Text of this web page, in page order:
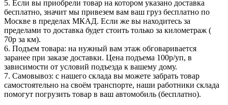
5. Если вы приобрели товар на котором указано доставка
бесплатно, значит мы привезем вам ваш груз бесплатно по
Москве в пределах МКАД. Если же вы находитесь за
пределами то доставка будет стоить только за километраж (
70р за км).
6. Подъем товара: на нужный вам этаж обговаривается
заранее при заказе доставки. Цена подъема 100р/уп, в
зависимости от условий подъезда к вашему дому.
7. Самовывоз: с нашего склада вы можете забрать товар
самостоятельно на своём транспорте, наши работники склада
помогут погрузить товар в ваш автомобиль (бесплатно).